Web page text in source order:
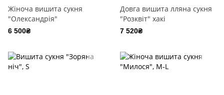
Жіноча вишита сукня
"Олександрія"
6 500₴
Довга вишита лляна сукня
"Розквіт" хакі
7 520₴